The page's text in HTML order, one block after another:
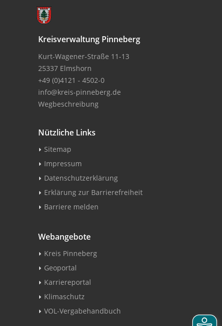
Kreisverwaltung Pinneberg
Kurt-Wagener-Straße 11-13
25337 Elmshorn
+49 (0)4121 - 4502-0
info@kreis-pinneberg.de
Wegbeschreibung
Nützliche Links
Sitemap
Impressum
Datenschutzerklärung
Erklärung zur Barrierefreiheit
Barriere melden
Webangebote
Kreis Pinneberg
Geoportal
Karriereportal
Klimaschutz
VOL-Vergabehandbuch